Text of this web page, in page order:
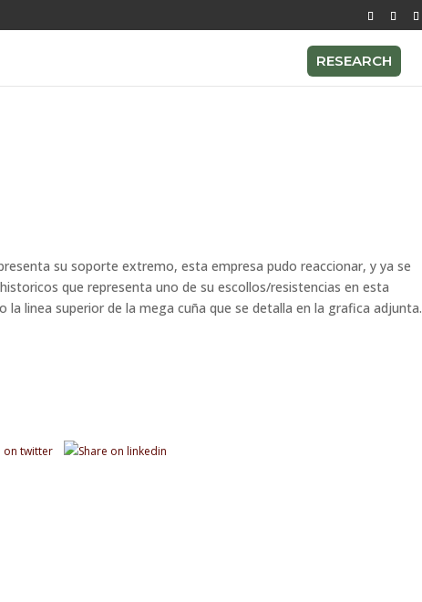
RESEARCH
su soporte extremo, esta empresa pudo reaccionar, y ya se
que representa uno de su escollos/resistencias en esta
linea superior de la mega cuña que se detalla en la grafica adjunta.